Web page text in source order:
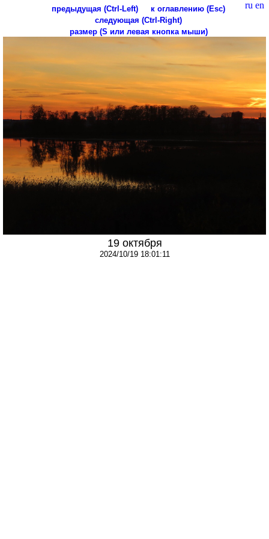
ru en
предыдущая (Ctrl-Left)
к оглавлению (Esc)
следующая (Ctrl-Right)
размер (S или левая кнопка мыши)
19 октября
2024/10/19 18:01:11